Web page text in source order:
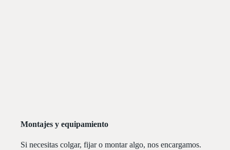
Montajes y equipamiento
Si necesitas colgar, fijar o montar algo, nos encargamos.